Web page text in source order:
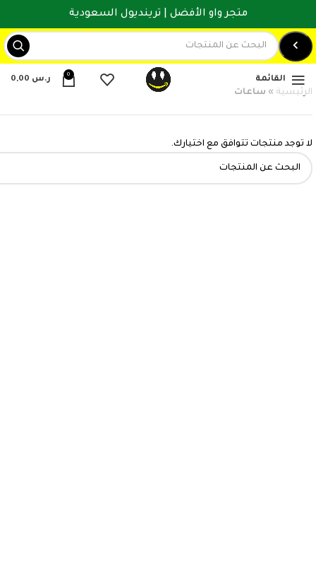
القائمة
0
ر.س
الرئيسية » ساعات
لا توجد منتجات تتوافق مع اختيارك.
متجر واو الأفضل | ترينديول السعودية